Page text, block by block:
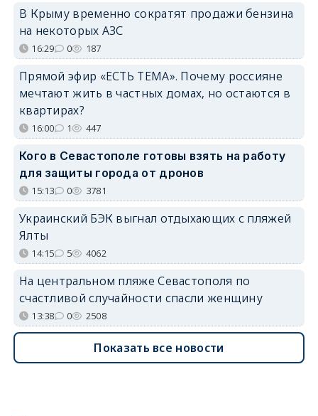
В Крыму временно сократят продажи бензина
на некоторых АЗС
16:29 0 187
Прямой эфир «ЕСТЬ ТЕМА». Почему россияне
мечтают жить в частных домах, но остаются в
квартирах?
16:00 1 447
Кого в Севастополе готовы взять на работу
для защиты города от дронов
15:13 0 3781
Украинский БЭК выгнал отдыхающих с пляжей
Ялты
14:15 5 4062
На центральном пляже Севастополя по
счастливой случайности спасли женщину
13:38 0 2508
Показать все новости